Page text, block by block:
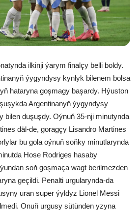
ilkinji ýarym finalçy belli boldy.
ýygyndysy kynlyk bilenem bolsa
hataryna goşmagy başardy. Hýuston
Argentinanyň ýygyndysy
bilen duşuşdy. Oýnuň 35-nji minutynda
däl-de, goragçy Lisandro Martines
bu gola oýnuň soňky minutlarynda
Hose Rodriges hasaby
soň goşmaça wagt berilmezden
geçildi. Penalti urgularynda-da
uran super ýyldyz Lionel Messi
Onuň urgusy sütünden yzyna